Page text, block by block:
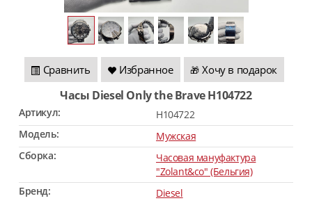
Сравнить Избранное 🎁 Хочу в подарок
Часы Diesel Only the Brave H104722
Артикул:
H104722
Модель:
Мужская
Сборка:
Часовая мануфактура
"Zolant&co" (Бельгия)
Бренд:
Diesel